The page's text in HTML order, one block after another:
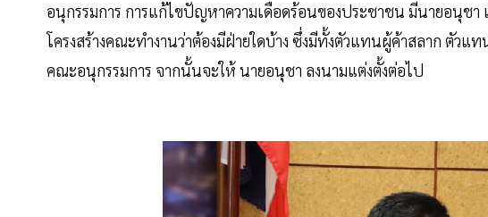
อนุกรรมการ การแก้ไขปัญหาความเดือดร้อนของประชาชน มีนายอนุช
โครงสร้างคณะทำงานว่าต้องมีฝ่ายใดบ้าง ซึ่งมีทั้งตัวแทนผู้ค้าสลาก ตัวแ
คณะอนุกรรมการ จากนั้นจะให้ นายอนุชา ลงนามแต่งตั้งต่อไป